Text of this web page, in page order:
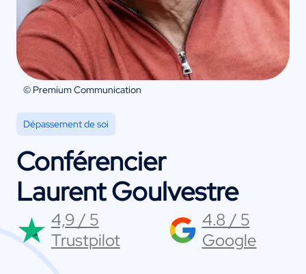
© Premium Communication
Dépassement de soi
Conférencier
Laurent Goulvestre
4,9 / 5
Trustpilot
4.8 / 5
Google